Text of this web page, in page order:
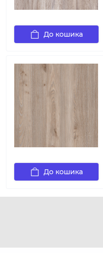
До кошика
До кошика